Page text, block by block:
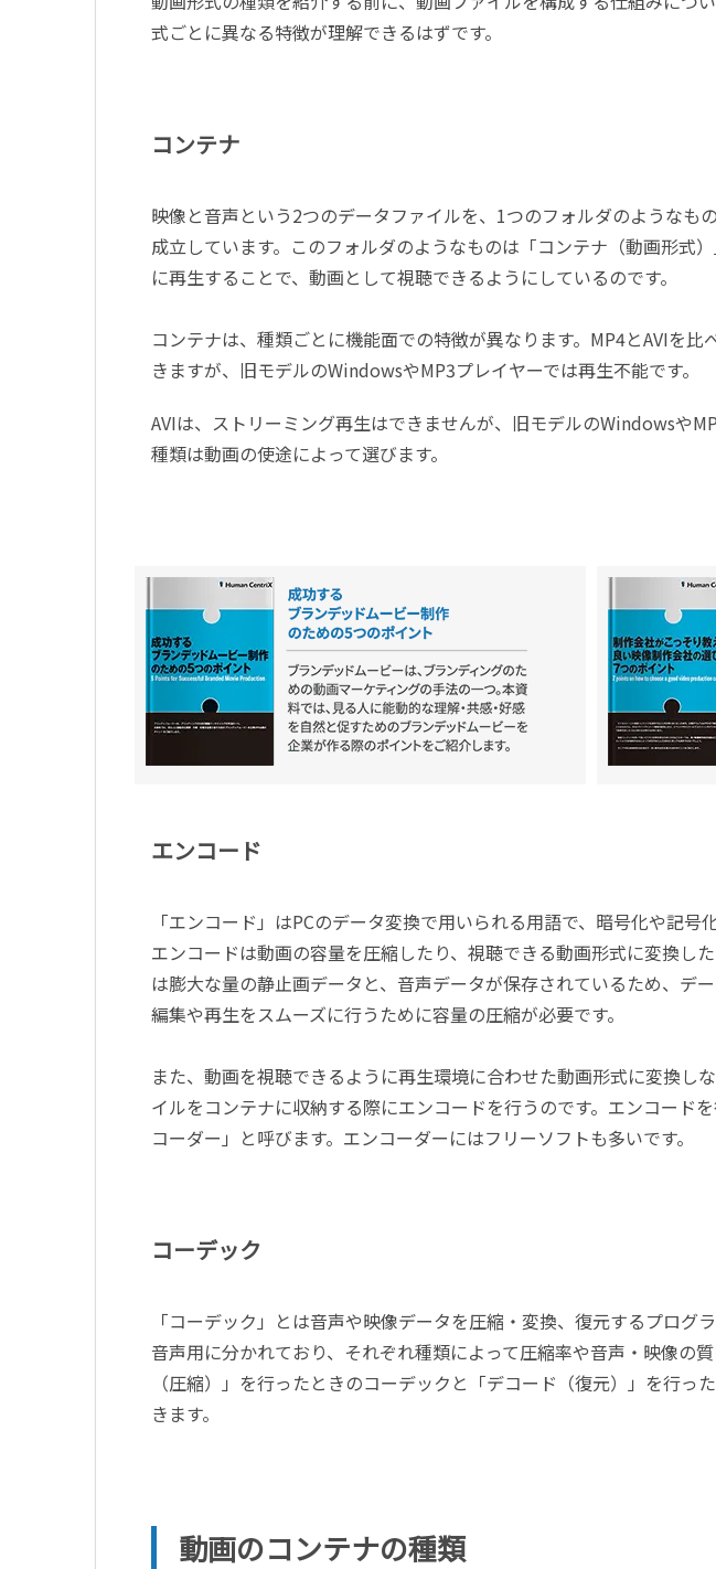
式ごとに異なる特徴が理解できるはずです。
コンテナ
映像と音声という2つのデータファイルを、1つのフォルダのようなも
成立しています。このフォルダのようなものは「コンテナ（動画形式
に再生することで、動画として視聴できるようにしているのです。
コンテナは、種類ごとに機能面での特徴が異なります。MP4とAVIを
きますが、旧モデルのWindowsやMP3プレイヤーでは再生不能です。
AVIは、ストリーミング再生はできませんが、旧モデルのWindowsや
種類は動画の使途によって選びます。
エンコード
「エンコード」はPCのデータ変換で用いられる用語で、暗号化や記
エンコードは動画の容量を圧縮したり、視聴できる動画形式に変換し
は膨大な量の静止画データと、音声データが保存されているため、デ
編集や再生をスムーズに行うために容量の圧縮が必要です。
また、動画を視聴できるように再生環境に合わせた動画形式に変換し
イルをコンテナに収納する際にエンコードを行うのです。エンコード
コーダー」と呼びます。エンコーダーにはフリーソフトも多いです。
コーデック
「コーデック」とは音声や映像データを圧縮・変換、復元するプログ
音声用に分かれており、それぞれ種類によって圧縮率や音声・映像の
（圧縮）」を行ったときのコーデックと「デコード（復元）」を行っ
きます。
動画のコンテナの種類